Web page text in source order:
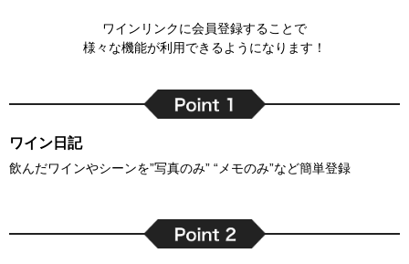
ワインリンクに会員登録することで
様々な機能が利用できるようになります！
ワイン日記
飲んだワインやシーンを”写真のみ” “メモのみ”など簡単登録